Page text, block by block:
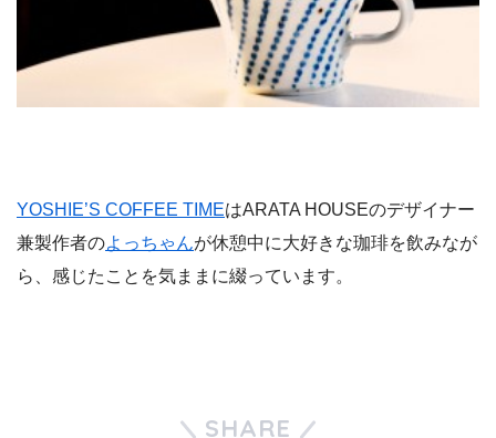
YOSHIE’S COFFEE TIMEはARATA HOUSEのデザイナー
兼製作者のよっちゃんが休憩中に大好きな珈琲を飲みなが
ら、感じたことを気ままに綴っています。
SHARE